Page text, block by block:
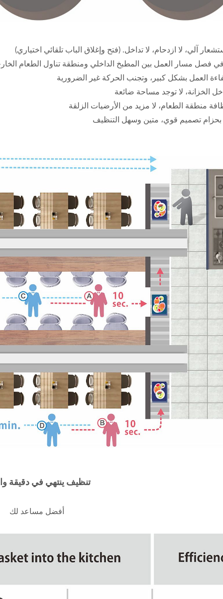
آلي، لا ازدحام، لا تداخل. (فتح وإغلاق الباب تلقائي اختياري)
فصل مسار العمل بين المطبخ الداخلي ومنطقة تناول الطعام
العمل بشكل كبير، وتجنب الحركة غير الضرورية
الخزانة، لا توجد مساحة ضائعة
منطقة الطعام، لا مزيد من الأرضيات الزلقة
تصميم قوي، متين وسهل التنظيف
تنظيف ينتهي في دقيقة
أفضل مساعد لك